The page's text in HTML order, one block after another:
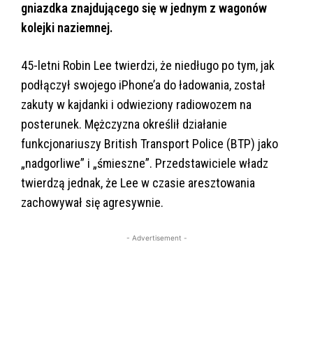
gniazdka znajdującego się w jednym z wagonów
kolejki naziemnej.
45-letni Robin Lee twierdzi, że niedługo po tym, jak
podłączył swojego iPhone’a do ładowania, został
zakuty w kajdanki i odwieziony radiowozem na
posterunek. Mężczyzna określił działanie
funkcjonariuszy British Transport Police (BTP) jako
„nadgorliwe” i „śmieszne”. Przedstawiciele władz
twierdzą jednak, że Lee w czasie aresztowania
zachowywał się agresywnie.
- Advertisement -